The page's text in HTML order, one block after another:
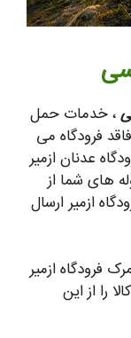
، خدمات حمل
فاقد فرودگاه می
عدنان ازمیر
های شما از
ازمیر ارسال
فرودگاه ازمیر
را از این